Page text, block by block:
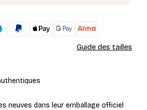
Guide des tailles
neuves dans leur emballage officiel